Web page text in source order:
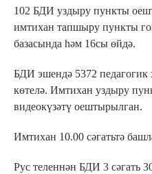
102 БДИ уздыру пункты
имтихан тапшыру пункты
базасында һәм 16сы өйдә.
БДИ эшендә 5372 педагогик
көтелә. Имтихан уздыру
видеокүзәтү оештырылган.
Имтихан 10.00 сәгатьтә
Рус теленнән БДИ 3 сәгать